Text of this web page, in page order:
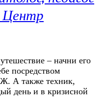
Центр
– начни его
посредством
А также техник,
день и в кризисной